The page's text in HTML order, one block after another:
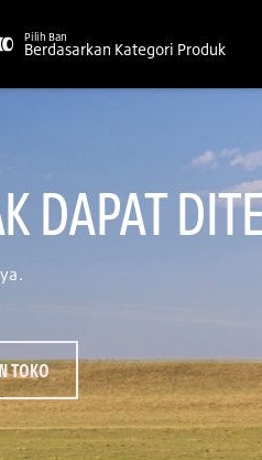
Pilih Ban
Berdasarkan Kategori Produk
DAPAT
TOKO